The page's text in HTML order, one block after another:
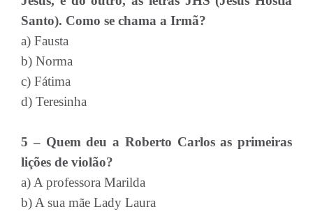
Santo). Como se chama a Irmã?
a) Fausta
b) Norma
c) Fátima
d) Teresinha
5 – Quem deu a Roberto Carlos as primeiras
lições de violão?
a) A professora Marilda
b) A sua mãe Lady Laura